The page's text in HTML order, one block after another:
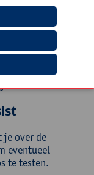
en
lager
graad B-
op zoek zijn
over de
eventueel
te testen.